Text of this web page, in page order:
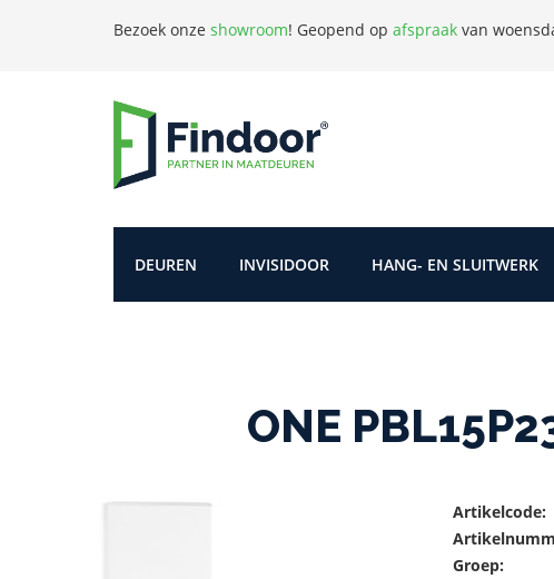
Bezoek onze showroom! Geopend op afspraak van
DEUREN INVISIDOOR HANG- EN SLUITWERK
ONE
Artikelcode:
Groep: